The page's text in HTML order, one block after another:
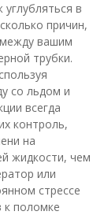
в
причин,
вашим
трубки.
со льдом и
всегда
контроль,
на
жидкости, чем
или
стрессе
к поломке